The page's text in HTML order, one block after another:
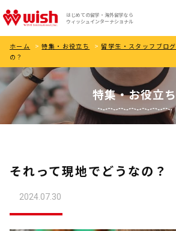
はじめての留学・海外留学なら
ウィッシュインターナショナル
ホーム > 特集・お役立ち > 留学生・スタッフブログ
の？
特集・お役立ち
それって現地でどうなの？
2024.07.30